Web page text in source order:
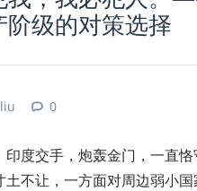
级的对策选择
0
度交手，炮轰金门，一直
不让，一方面对周边弱小国